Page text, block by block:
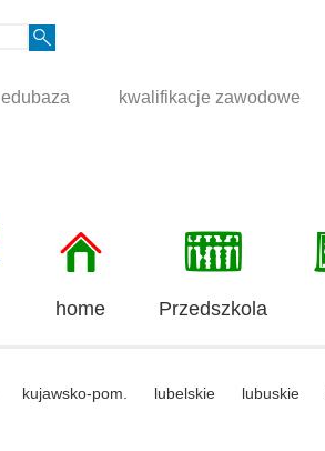
edubaza kwalifikacje zawodowe
home Przedszkola
kujawsko-pom. lubelskie lubuskie